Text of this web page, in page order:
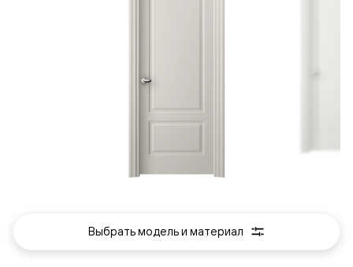
Выбрать модель и материал